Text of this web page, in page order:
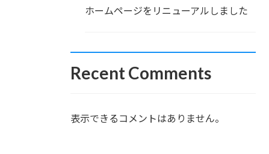
ホームページをリニューアルしました
Recent Comments
表示できるコメントはありません。